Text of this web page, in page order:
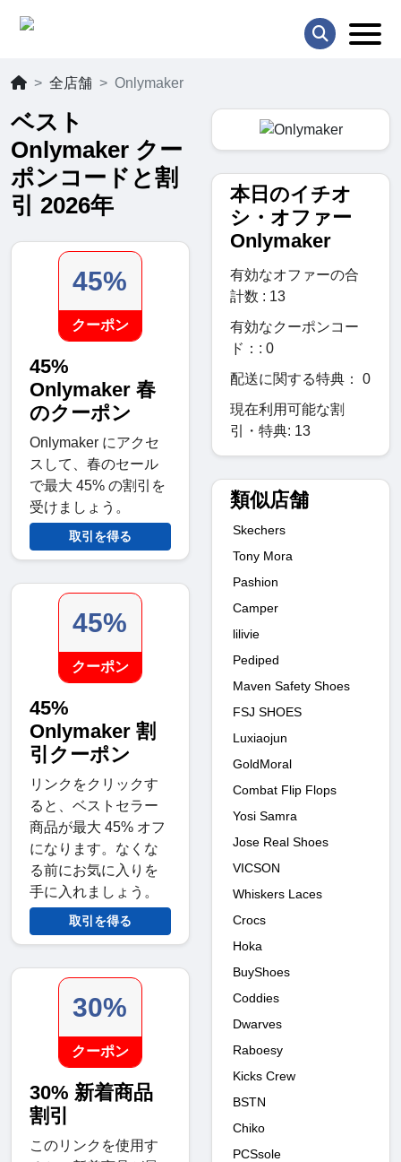
全店舗 Onlymaker
ベスト
Onlymaker クー
ポンコードと割
引 2026年
45%
クーポン
45%
Onlymaker 春
のクーポン
Onlymaker にアクセ
スして、春のセール
で最大 45% の割引を
受けましょう。
取引を得る
45%
クーポン
45%
Onlymaker 割
引クーポン
リンクをクリックす
ると、ベストセラー
商品が最大 45% オフ
になります。なくな
る前にお気に入りを
手に入れましょう。
取引を得る
30%
クーポン
30% 新着商品
割引
このリンクを使用す
本日のイチオ
シ・オファー
Onlymaker
有効なオファーの合
計数 : 13
有効なクーポンコー
ド：: 0
配送に関する特典： 0
現在利用可能な割
引・特典: 13
類似店舗
Skechers
Tony Mora
Pashion
Camper
lilivie
Pediped
Maven Safety Shoes
FSJ SHOES
Luxiaojun
GoldMoral
Combat Flip Flops
Yosi Samra
Jose Real Shoes
VICSON
Whiskers Laces
Crocs
Hoka
BuyShoes
Coddies
Dwarves
Raboesy
Kicks Crew
BSTN
Chiko
PCSsole